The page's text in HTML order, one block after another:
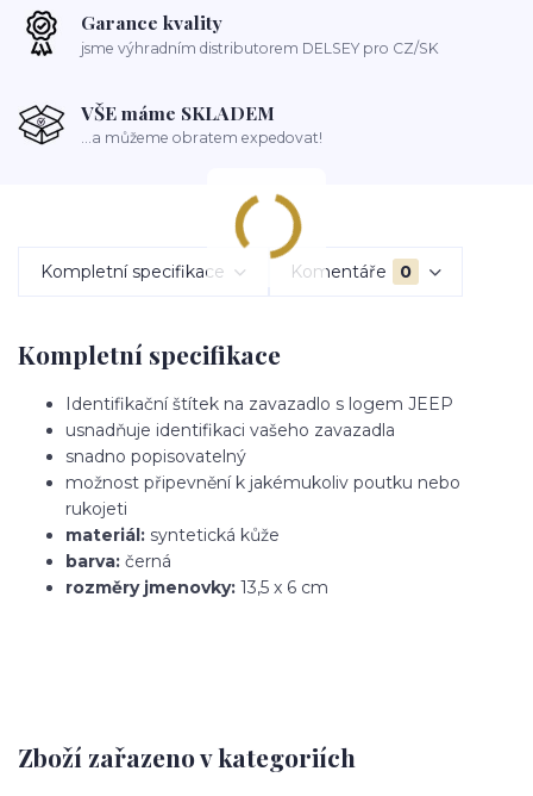
Garance kvality
jsme výhradním distributorem DELSEY pro CZ/SK
VŠE máme SKLADEM
...a můžeme obratem expedovat!
Kompletní specifikace Komentáře 0
Kompletní specifikace
Identifikační štítek na zavazadlo s logem JEEP
usnadňuje identifikaci vašeho zavazadla
snadno popisovatelný
možnost připevnění k jakémukoliv poutku nebo
rukojeti
materiál: syntetická kůže
barva: černá
rozměry jmenovky: 13,5 x 6 cm
Zboží zařazeno v kategoriích